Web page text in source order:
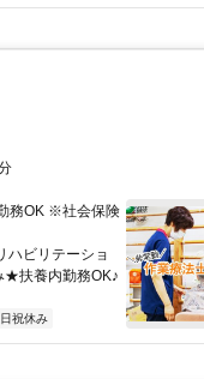
務OK ※社会保険
ハビリテーショ
★扶養内勤務OK♪
祝休み